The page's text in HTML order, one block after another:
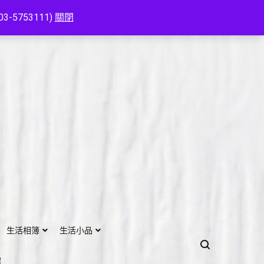
5753111) 關閉
生活相簿 生活小品